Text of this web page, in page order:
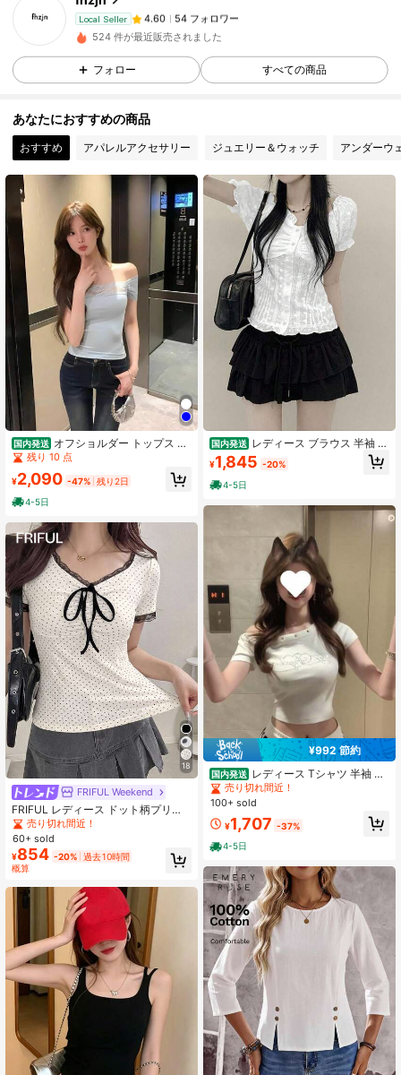
Local Seller
金***女が1日前 にフォローしました
4.60
54 フォロワー
54 フォロワー
4.60
4.60 54 フォロワー
4.60 54 フォロワー
524 件が最近販売されました
フォロー すべての商品
あなたにおすすめの商品
おすすめ アパレルアクセサリー ジュエリー＆ウォッチ アンダーウ
国内発送 オフショルダー トップス レ
ディース 半袖 レース カットソー タ
イト スリム ニットソー 伸縮性 肩出
し デコルテ 細見え 着痩せ セクシー
品 無地 カジュアル デート 春夏 黒
残り 10 点
¥2,090 -47% 残り2日
4-5日
18
FRIFUL Weekend
FRIFUL レディース ドット柄プリン
ト 配色レース フロントリボン 半袖T
シャツ 夏用
売り切れ間近！
60+ sold
¥854 -20% 過去10時間
概算
国内発送 レディース ブラウス 半袖 パ
フスリーブ レース 刺繍 コットンレ
ース トップス スクエアネック フロ
ントボタン スリム 着痩せ 骨格ウェ
ーブ 大人可愛い フェミニン ガーリ
ー フレンチガーリー デート お出か
¥1,845 -20%
4-5日
¥992 節約
国内発送 レディース Tシャツ 半袖 ア
シンメトリー ワンショル カットソー
ショート丈 へそ出し タイト スリム
ゴ プリント ラメ ラインストーン 着
痩せ 細見え スタイルアップ 骨格ウ
ェーブ ストレッチ 伸縮性 通気性 吸
衣装 セクシー 大人可愛い カジュア
ル きれいめ ワンマイルウェア 春 夏
ホワイト 基礎色 シンプル 20代 30代
デート フェス ビーチ スポーツミッ
クス 高見え 快適 涼しい チビT 重ね
着 レイヤード インナー 柔らかい 動
きやすい クロップド丈
売り切れ間近！
100+ sold
¥1,707 -37%
4-5日